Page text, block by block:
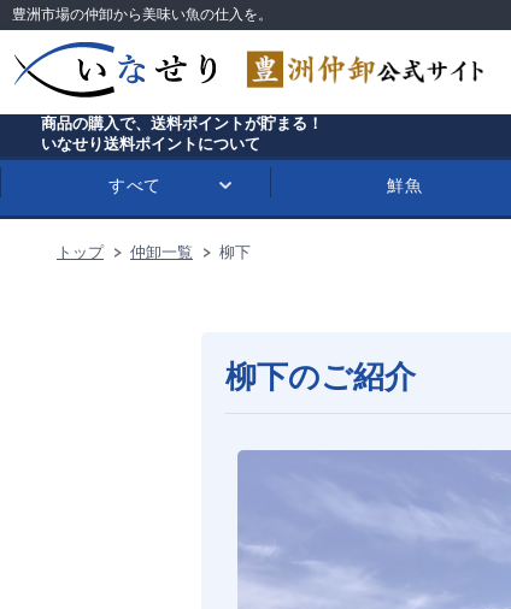
豊洲市場の仲卸から美味い魚の仕入を。
商品の購入で、送料ポイントが貯まる！
いなせり送料ポイントについて
すべて 鮮魚
トップ 仲卸一覧 柳下
柳下のご紹介